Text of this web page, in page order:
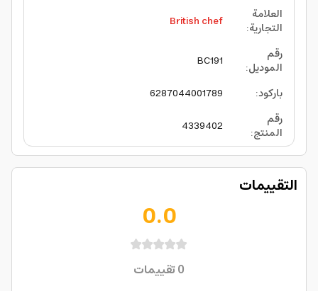
العلامة
التجارية:
British chef
رقم
الموديل:
BC191
باركود:
6287044001789
رقم
المنتج:
4339402
التقييمات
0.0
0تقييمات